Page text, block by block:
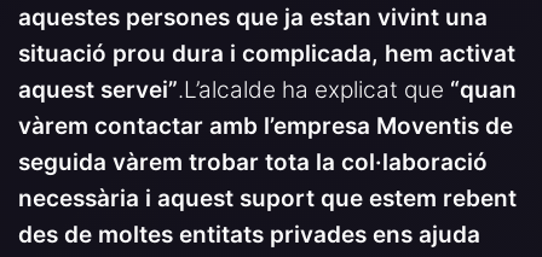
aquestes persones que ja estan vivint una
situació prou dura i complicada, hem activat
aquest servei”.L’alcalde ha explicat que “quan
vàrem contactar amb l’empresa Moventis de
seguida vàrem trobar tota la col·laboració
necessària i aquest suport que estem rebent
des de moltes entitats privades ens ajuda